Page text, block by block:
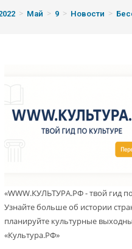
> Май > 9 > Новости >
«WWW.КУЛЬТУРА.РФ - твой гид
Узнайте больше об истории
планируйте культурные
«Культура.РФ»